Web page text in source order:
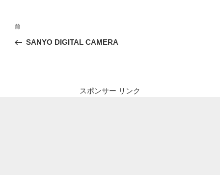
投
ナ
前
の
前
SANYO DIGITAL CAMERA
スポンサー リンク